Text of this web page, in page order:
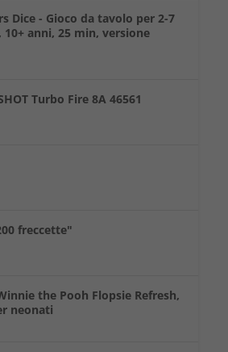
Dice - Gioco da tavolo per 2-7
10+ anni, 25 min, versione
Turbo Fire 8A 46561
freccette"
the Pooh Flopsie Refresh,
neonati